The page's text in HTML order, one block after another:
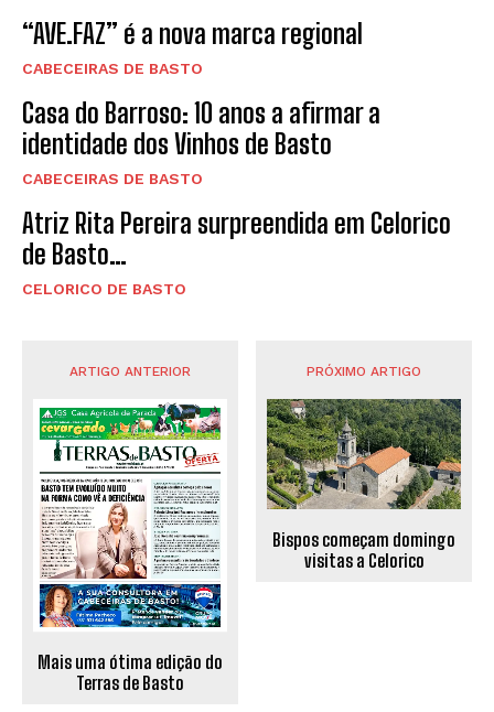
“AVE.FAZ” é a nova marca regional
CABECEIRAS DE BASTO
Casa do Barroso: 10 anos a afirmar a
identidade dos Vinhos de Basto
CABECEIRAS DE BASTO
Atriz Rita Pereira surpreendida em Celorico
de Basto…
CELORICO DE BASTO
ARTIGO ANTERIOR
Mais uma ótima edição do
Terras de Basto
PRÓXIMO ARTIGO
Bispos começam domingo
visitas a Celorico